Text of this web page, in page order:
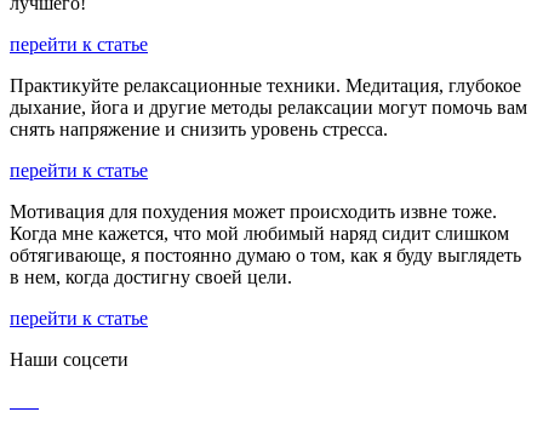
перейти к статье
Практикуйте релаксационные техники. Медитация, глубокое
дыхание, йога и другие методы релаксации могут помочь вам
снять напряжение и снизить уровень стресса.
перейти к статье
Мотивация для похудения может происходить извне тоже.
Когда мне кажется, что мой любимый наряд сидит слишком
обтягивающе, я постоянно думаю о том, как я буду выглядеть
в нем, когда достигну своей цели.
перейти к статье
Наши соцсети